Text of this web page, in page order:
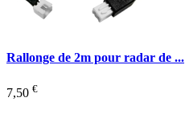
Rallonge de 2m pour radar de ...
7,50 €